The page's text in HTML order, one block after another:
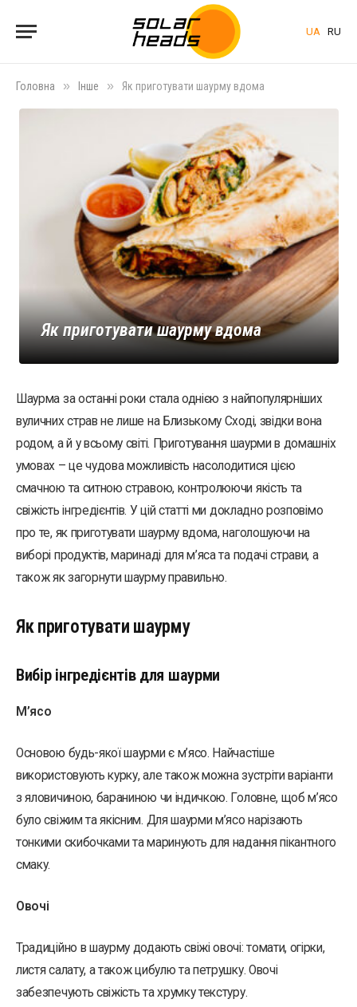
UA RU
Головна » Інше » Як приготувати шаурму вдома
Як приготувати шаурму вдома
Шаурма за останні роки стала однією з найпопулярніших
вуличних страв не лише на Близькому Сході, звідки вона
родом, а й у всьому світі. Приготування шаурми в домашніх
умовах – це чудова можливість насолодитися цією
смачною та ситною стравою, контролюючи якість та
свіжість інгредієнтів. У цій статті ми докладно розповімо
про те, як приготувати шаурму вдома, наголошуючи на
виборі продуктів, маринаді для м’яса та подачі страви, а
також як загорнути шаурму правильно.
Як приготувати шаурму
Вибір інгредієнтів для шаурми
М’ясо
Основою будь-якої шаурми є м’ясо. Найчастіше
використовують курку, але також можна зустріти варіанти
з яловичиною, бараниною чи індичкою. Головне, щоб м’ясо
було свіжим та якісним. Для шаурми м’ясо нарізають
тонкими скибочками та маринують для надання пікантного
смаку.
Овочі
Традиційно в шаурму додають свіжі овочі: томати, огірки,
листя салату, а також цибулю та петрушку. Овочі
забезпечують свіжість та хрумку текстуру.